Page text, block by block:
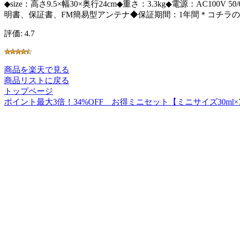
◆size：高さ9.5×幅30×奥行24cm◆重さ：3.3kg◆電源：AC100V
明書、保証書、FM簡易型アンテナ◆保証期間：1年間＊コチラ
評価: 4.7
商品を楽天で見る
商品リストに戻る
トップページ
ポイント最大3倍！34%OFF お得ミニセット【ミニサイズ